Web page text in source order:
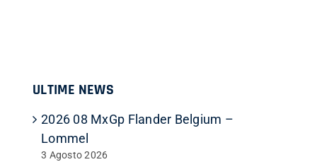
ULTIME NEWS
2026 08 MxGp Flander Belgium –
Lommel
3 Agosto 2026